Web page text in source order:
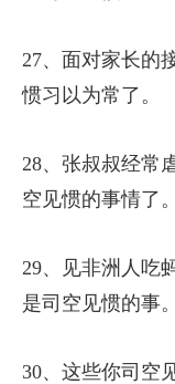
27、面对家长的
惯习以为常了。
28、张叔叔经常
空见惯的事情了。
29、见非洲人吃
是司空见惯的事。
30、这些你司空